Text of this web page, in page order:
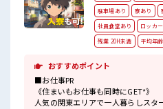
駐車場あり
寮あり
社員食堂あり
ロッカ
残業 20H未満
平均年
おすすめポイント
■お仕事PR
《住まいもお仕事も同時にGET*》
人気の関東エリアで一人暮らしスタ